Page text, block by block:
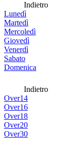
Indietro
Lunedì
Martedì
Mercoledì
Giovedì
Venerdì
Sabato
Domenica
Indietro
Over14
Over16
Over18
Over20
Over30